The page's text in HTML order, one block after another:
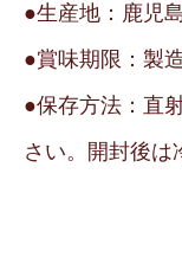
●生産地：鹿児
●賞味期限：製
●保存方法：直
さい。 開封後は